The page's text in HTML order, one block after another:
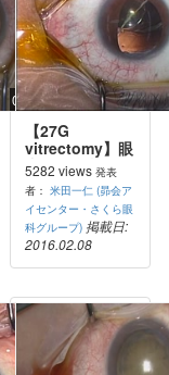
00:35:07
【27G
vitrectomy】眼
内で亜脱臼した
IOLの縫着
5282 views 発表
者：米田一仁 (昴会ア
イセンター・さくら眼
科グループ) 掲載日:
2016.02.08